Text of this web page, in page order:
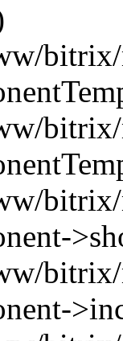
bitrix/
bitrix/
bitrix/
bitrix/